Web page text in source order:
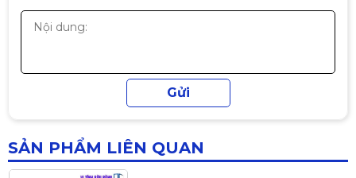
SẢN PHẨM LIÊN QUAN
MÁY TÍNH VĂN PHÒNG I7-512GB-
16GB
Liên hệ